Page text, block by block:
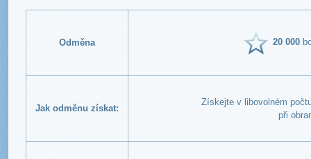
Odměna 20 000
Jak odměnu získat:
Získejte v libovolném
při